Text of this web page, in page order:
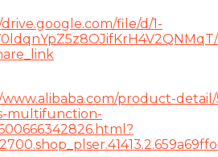
file/d/1-
product-detail/
multifunction-